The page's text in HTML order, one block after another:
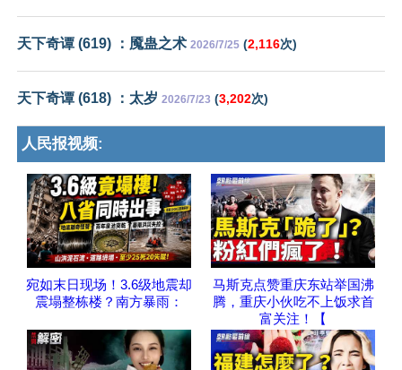
天下奇谭 (619) ：魇蛊之术 2026/7/25 (2,116次)
天下奇谭 (618) ：太岁 2026/7/23 (3,202次)
人民报视频:
宛如末日现场！3.6级地震却
震塌整栋楼？南方暴雨：
马斯克点赞重庆东站举国沸
腾，重庆小伙吃不上饭求首
富关注！【